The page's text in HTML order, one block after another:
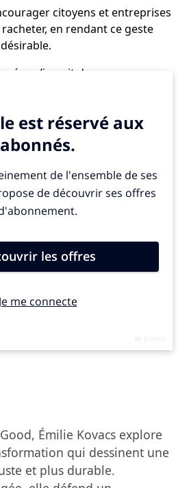
citoyens et entreprises
en rendant ce geste
s’inscrit dans une
de comportements, alors
par des politiques
contre la fast fashion et
marques engagées
The North Face ou encore
et de Londres ont
articles, un volume qui devrait
Émilie Kovacs explore
qui dessinent une
et plus durable.